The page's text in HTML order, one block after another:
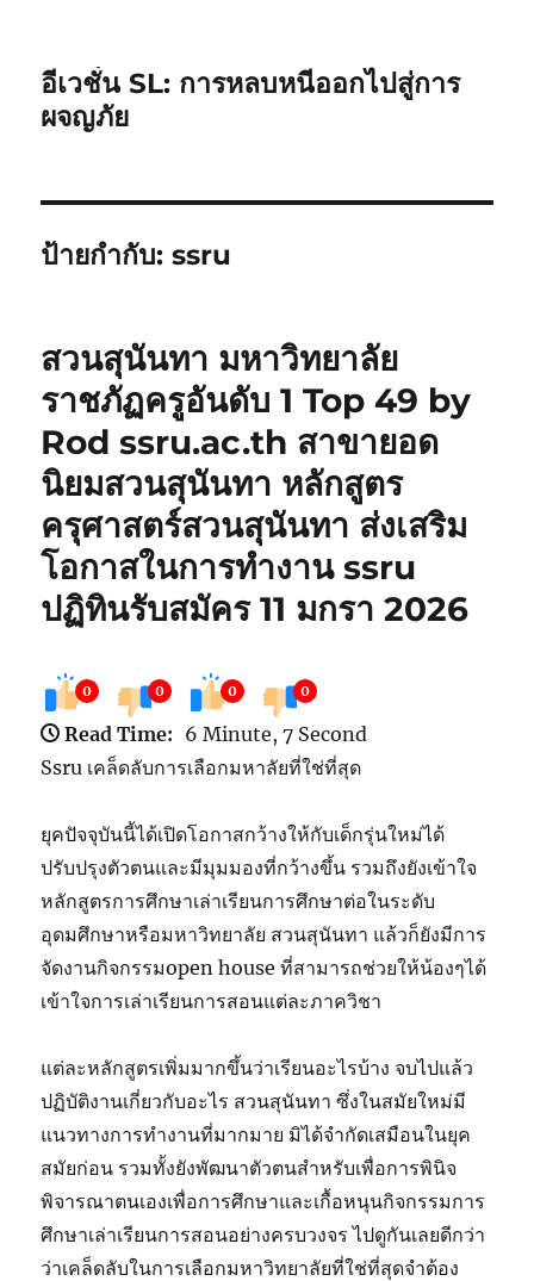
อีเวชั่น SL: การหลบหนีออกไปสู่การ
ผจญภัย
ป้ายกำกับ:ssru
สวนสุนันทา มหาวิทยาลัย
ราชภัฏครูอันดับ 1 Top 49 by
Rod ssru.ac.th สาขายอด
นิยมสวนสุนันทา หลักสูตร
ครุศาสตร์สวนสุนันทา ส่งเสริม
โอกาสในการทำงาน ssru
ปฏิทินรับสมัคร 11 มกรา 2026
0 0 0 0
Read Time: 6 Minute, 7 Second
Ssru เคล็ดลับการเลือกมหาลัยที่ใช่ที่สุด
ยุคปัจจุบันนี้ได้เปิดโอกาสกว้างให้กับเด็กรุ่นใหม่ได้
ปรับปรุงตัวตนและมีมุมมองที่กว้างขึ้น รวมถึงยังเข้าใจ
หลักสูตรการศึกษาเล่าเรียนการศึกษาต่อในระดับ
อุดมศึกษาหรือมหาวิทยาลัย สวนสุนันทา แล้วก็ยังมีการ
จัดงานกิจกรรมopen house ที่สามารถช่วยให้น้องๆได้
เข้าใจการเล่าเรียนการสอนแต่ละภาควิชา
แต่ละหลักสูตรเพิ่มมากขึ้นว่าเรียนอะไรบ้าง จบไปแล้ว
ปฏิบัติงานเกี่ยวกับอะไร สวนสุนันทา ซึ่งในสมัยใหม่มี
แนวทางการทำงานที่มากมาย มิได้จำกัดเสมือนในยุค
สมัยก่อน รวมทั้งยังพัฒนาตัวตนสำหรับเพื่อการพินิจ
พิจารณาตนเองเพื่อการศึกษาและเกื้อหนุนกิจกรรมการ
ศึกษาเล่าเรียนการสอนอย่างครบวงจร ไปดูกันเลยดีกว่า
ว่าเคล็ดลับในการเลือกมหาวิทยาลัยที่ใช่ที่สุดจำต้อง